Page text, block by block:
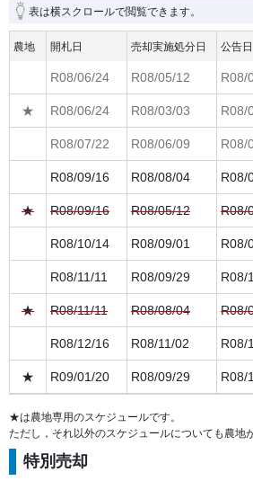
表は横スクロールで閲覧できます。
農地 開札日 売却実施処分日 公告日
R08/06/24 R08/05/12 R08/
★ R08/06/24 R08/03/03 R08/
R08/07/22 R08/06/09 R08/
R08/09/16 R08/08/04 R08/
★ R08/09/16 R08/05/12 R08/
R08/10/14 R08/09/01 R08/
R08/11/11 R08/09/29 R08/
★ R08/11/11 R08/08/04 R08/
R08/12/16 R08/11/02 R08/
★ R09/01/20 R08/09/29 R08/
★は農地専用のスケジュールです。
ただし，それ以外のスケジュールについても農地
特別売却